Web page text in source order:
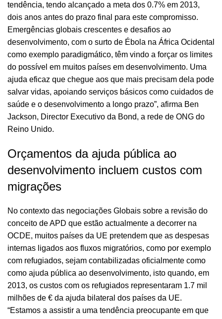
tendência, tendo alcançado a meta dos 0.7% em 2013,
dois anos antes do prazo final para este compromisso.
Emergências globais crescentes e desafios ao
desenvolvimento, com o surto de Ébola na África Ocidental
como exemplo paradigmático, têm vindo a forçar os limites
do possível em muitos países em desenvolvimento. Uma
ajuda eficaz que chegue aos que mais precisam dela pode
salvar vidas, apoiando serviços básicos como cuidados de
saúde e o desenvolvimento a longo prazo”, afirma Ben
Jackson, Director Executivo da Bond, a rede de ONG do
Reino Unido.
Orçamentos da ajuda pública ao
desenvolvimento incluem custos com
migrações
No contexto das negociações Globais sobre a revisão do
conceito de APD que estão actualmente a decorrer na
OCDE, muitos países da UE pretendem que as despesas
internas ligados aos fluxos migratórios, como por exemplo
com refugiados, sejam contabilizadas oficialmente como
como ajuda pública ao desenvolvimento, isto quando, em
2013, os custos com os refugiados representaram 1.7 mil
milhões de € da ajuda bilateral dos países da UE.
“Estamos a assistir a uma tendência preocupante em que